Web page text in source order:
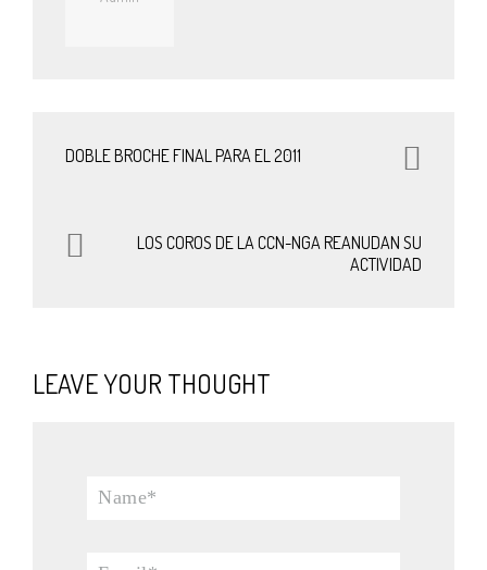
DOBLE BROCHE FINAL PARA EL 2011
LOS COROS DE LA CCN-NGA REANUDAN SU
ACTIVIDAD
LEAVE YOUR THOUGHT